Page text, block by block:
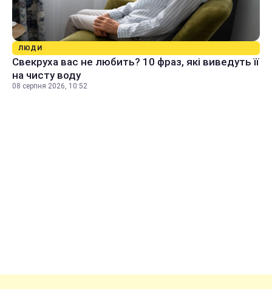
ЛЮДИ
Свекруха вас не любить? 10 фраз, які виведуть її
на чисту воду
08 серпня 2026, 10:52